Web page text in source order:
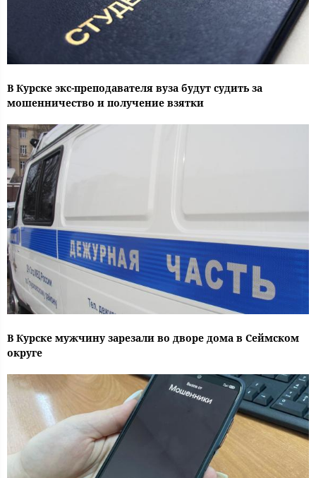
В Курске экс-преподавателя вуза будут судить за
мошенничество и получение взятки
В Курске мужчину зарезали во дворе дома в Сеймском
округе